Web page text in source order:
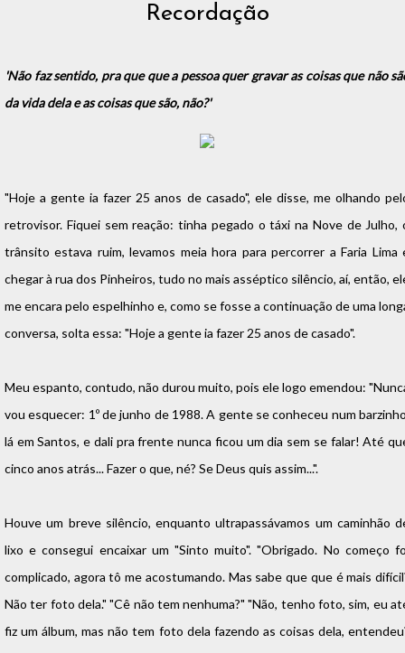
Recordação
'Não faz sentido, pra que que a pessoa quer gravar as coisas que não
da vida dela e as coisas que são, não?'
"Hoje a gente ia fazer 25 anos de casado", ele disse, me olhando
retrovisor. Fiquei sem reação: tinha pegado o táxi na Nove de Julho,
trânsito estava ruim, levamos meia hora para percorrer a Faria Lima
chegar à rua dos Pinheiros, tudo no mais asséptico silêncio, aí, então,
me encara pelo espelhinho e, como se fosse a continuação de uma
conversa, solta essa: "Hoje a gente ia fazer 25 anos de casado".
Meu espanto, contudo, não durou muito, pois ele logo emendou:
vou esquecer: 1º de junho de 1988. A gente se conheceu num
lá em Santos, e dali pra frente nunca ficou um dia sem se falar! Até
cinco anos atrás... Fazer o que, né? Se Deus quis assim...".
Houve um breve silêncio, enquanto ultrapassávamos um caminhão
lixo e consegui encaixar um "Sinto muito". "Obrigado. No começo
complicado, agora tô me acostumando. Mas sabe que que é mais
Não ter foto dela." "Cê não tem nenhuma?" "Não, tenho foto, sim, eu
fiz um álbum, mas não tem foto dela fazendo as coisas dela,